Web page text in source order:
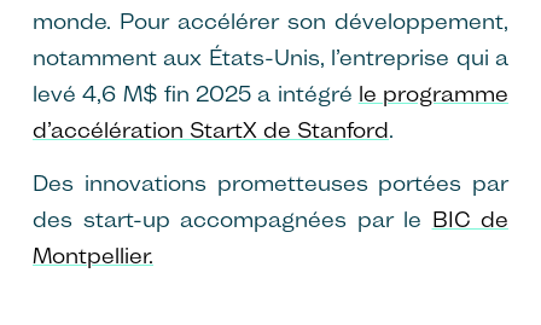
monde. Pour accélérer son développement,
notamment aux États-Unis, l’entreprise qui a
levé 4,6 M$ fin 2025 a intégré le programme
d’accélération StartX de Stanford.
Des innovations prometteuses portées par
des start-up accompagnées par le BIC de
Montpellier.